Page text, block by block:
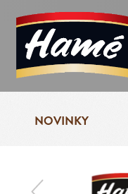
NOVINKY